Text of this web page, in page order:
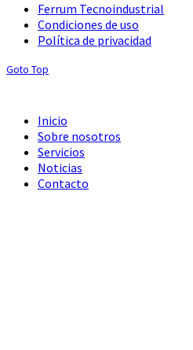
Ferrum Tecnoindustrial
Condiciones de uso
Política de privacidad
Goto Top
Inicio
Sobre nosotros
Servicios
Noticias
Contacto